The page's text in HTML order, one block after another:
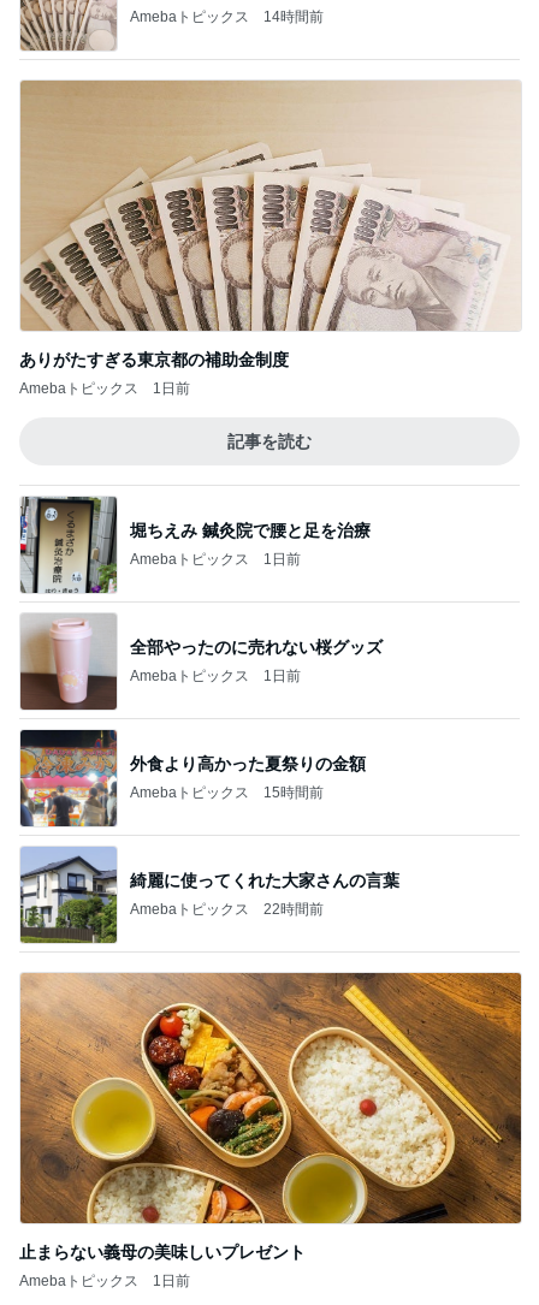
Amebaトピックス 14時間前
ありがたすぎる東京都の補助金制度
Amebaトピックス 1日前
記事を読む
堀ちえみ 鍼灸院で腰と足を治療
Amebaトピックス 1日前
全部やったのに売れない桜グッズ
Amebaトピックス 1日前
外食より高かった夏祭りの金額
Amebaトピックス 15時間前
綺麗に使ってくれた大家さんの言葉
Amebaトピックス 22時間前
止まらない義母の美味しいプレゼント
Amebaトピックス 1日前